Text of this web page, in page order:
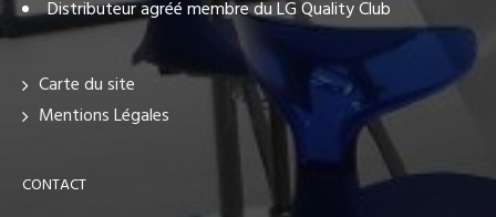
Distributeur agréé membre du LG Quality Club
Carte du site
Mentions Légales
CONTACT